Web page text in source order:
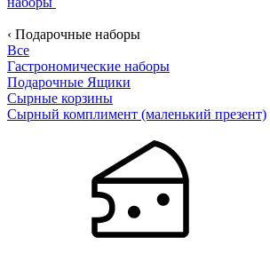
‹ Подарочные наборы
Все
Гастрономические наборы
Подарочные Ящики
Сырные корзины
Сырный комплимент (маленький презент)